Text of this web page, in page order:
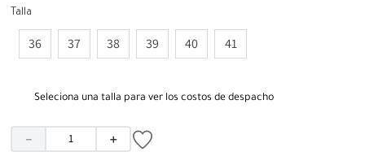
Talla
36 37 38 39 40 41
Seleciona una talla para ver los costos de despacho
＋
－